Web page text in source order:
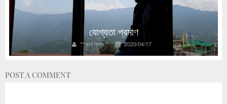
যোগ্যতা প্রমাণ
** দুঃখ বিলাস ** 2020/04/17
POST A COMMENT